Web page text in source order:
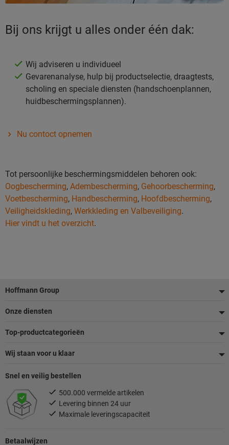
Bij ons krijgt u alles onder één dak:
Wij adviseren u individueel
Gevarenanalyse, hulp bij productselectie, draagtests,
scholing en speciale diensten (handschoenplannen,
huidbeschermingsplannen).
Nu contoct opnemen
Tot persoonlijke beschermingsmiddelen behoren ook:
Oogbescherming, Adembescherming, Gehoorbescherming,
Voetbescherming, Handbescherming, Hoofdbescherming,
Veiligheidskleding, Werkkleding en Valbeveiliging.
Hier vindt u het overzicht.
Voettekst
Hoffmann Group
Onze diensten
Top-productcategorieën
Wij staan voor u klaar
Betaalwijzen
Snel en veilig bestellen
500.000 vermelde artikelen
Levering binnen 24 uur
Maximale leveringscapaciteit